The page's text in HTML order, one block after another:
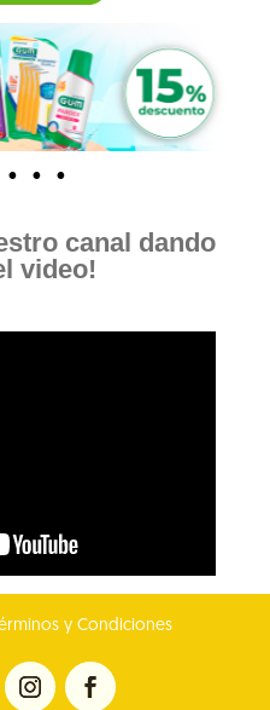
canal dando
video!
y Condiciones